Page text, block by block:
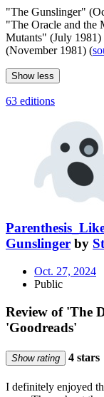
"The Gunslinger"
"The Oracle and the
Mutants" (July
(November 1981) (
Show less
63 editions
Gunslinger by
Oct. 27, 2024
Public
Review of 'The
'Goodreads'
Show rating 4 stars
I definitely enjoyed